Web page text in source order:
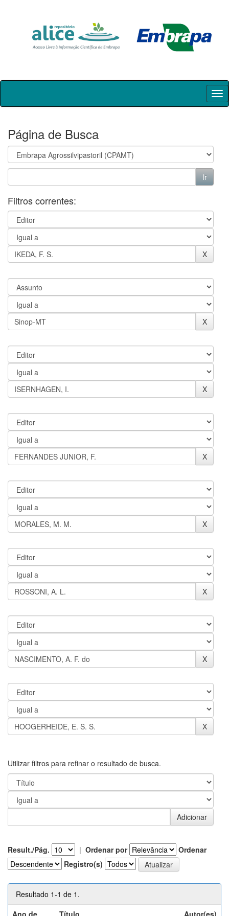
Skip
Página de Busca
Filtros correntes:
Utilizar filtros para refinar o resultado de busca.
Result./Pág. | Ordenar por
Ordenar
Registro(s)
Resultado 1-1 de 1.
Ano de
Título Autor(es)